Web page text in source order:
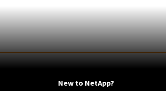
New to NetApp?